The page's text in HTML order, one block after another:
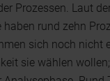
Prozessen. Laut
haben rund zehn
sich noch nicht
sie wählen